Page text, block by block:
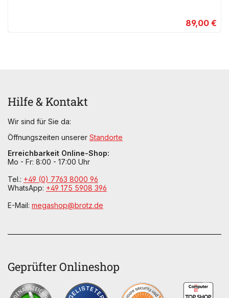
89,00 €
Hilfe & Kontakt
Wir sind für Sie da:
Öffnungszeiten unserer Standorte
Erreichbarkeit Online-Shop:
Mo - Fr: 8:00 - 17:00 Uhr
Tel.: +49 (0) 7763 8000 96
WhatsApp: +49 175 5908 396
E-Mail: megashop@brotz.de
Geprüfter Onlineshop